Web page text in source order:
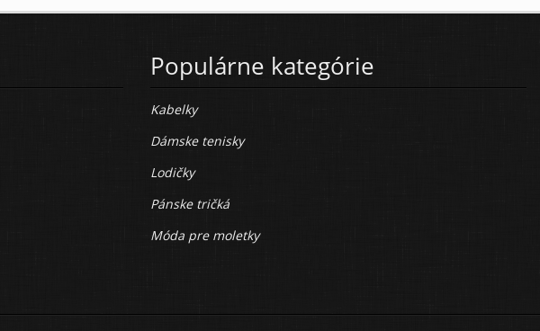
Populárne kategórie
Kabelky
Dámske tenisky
Lodičky
Pánske tričká
Móda pre moletky